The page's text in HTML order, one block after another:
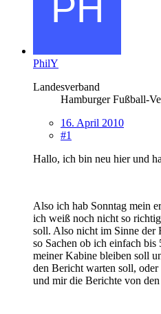
PhilY
Landesverband
Hamburger Fußball-
16. April 2010
#1
Hallo, ich bin neu hier und
Also ich hab Sonntag mein
ich weiß noch nicht so
soll. Also nicht im Sinne der
so Sachen ob ich einfach
meiner Kabine bleiben soll
den Bericht warten soll,
und mir die Berichte von